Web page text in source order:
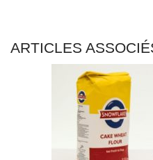
ARTICLES